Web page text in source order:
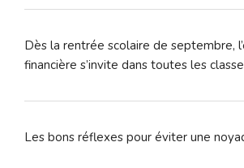
Dès la rentrée scolaire de septembre,
financière s’invite dans toutes les
Les bons réflexes pour éviter une